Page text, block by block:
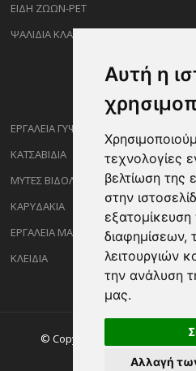
Αυτή η
τεχνολογίες
βελτίωση της
στην
εξατομίκευση
διαφημίσεων,
λειτουργιών
την ανάλυση
μας.
Αλλαγή
ΕΙΔΗ ΖΩΩΝ-PET
ΨΑΛΙΔΙΑ ΚΛΑΔΕΜΑΤΟΣ
ΕΡΓΑΛΕΙΑ ΓΥΨΟΣΑΝΙΔΑΣ
ΚΑΤΣΑΒΙΔΙΑ
ΜΥΤΕΣ ΒΙΔΟΛΟΓΩΝ
ΚΑΡΥΔΑΚΙΑ
ΕΡΓΑΛΕΙΑ ΜΑΡΑΓΓΩΝ
ΚΛΕΙΔΙΑ
© Copyright ©2026